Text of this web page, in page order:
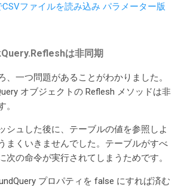
CSVファイルを読み込み パラメーター版
は非同期
、一つ問題があることがわかりました。
オブジェクトの Reflesh メソッドは非
。
シュした後に、テーブルの値を参照しよ
まくいきませんでした。テーブルがすべ
次の命令が実行されてしまうためです。
プロパティを false にすれば済む